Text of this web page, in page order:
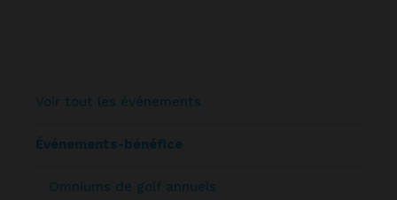
Voir tout les événements
Événements-bénéfice
Omniums de golf annuels